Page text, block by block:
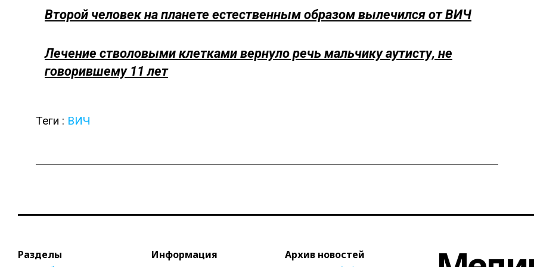
Второй человек на планете естественным образом вылечился от ВИЧ
Лечение стволовыми клетками вернуло речь мальчику аутисту, не
говорившему 11 лет
Теги : ВИЧ
Разделы Информация Архив новостей